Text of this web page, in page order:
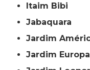
Itaim Bibi
Jabaquara
Jardim
Jardim Europa